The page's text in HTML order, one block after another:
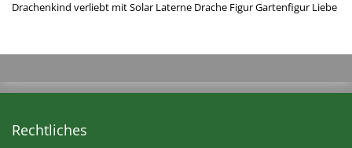
Drachenkind verliebt mit Solar Laterne Drache Figur Gartenfigur Liebe
Rechtliches